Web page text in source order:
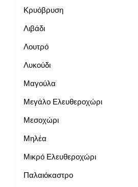
Κρυόβρυση
Λιβάδι
Λουτρό
Λυκούδι
Μαγούλα
Μεγάλο Ελευθεροχώρι
Μεσοχώρι
Μηλέα
Μικρό Ελευθεροχώρι
Παλαιόκαστρο